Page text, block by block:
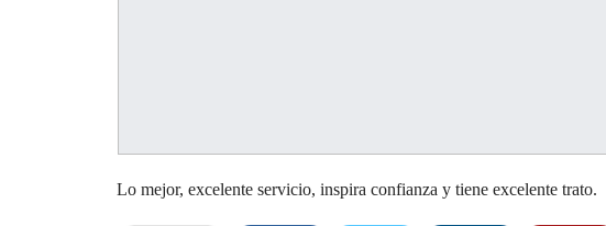
Lo mejor, excelente servicio, inspira confianza y tiene excelente trato.